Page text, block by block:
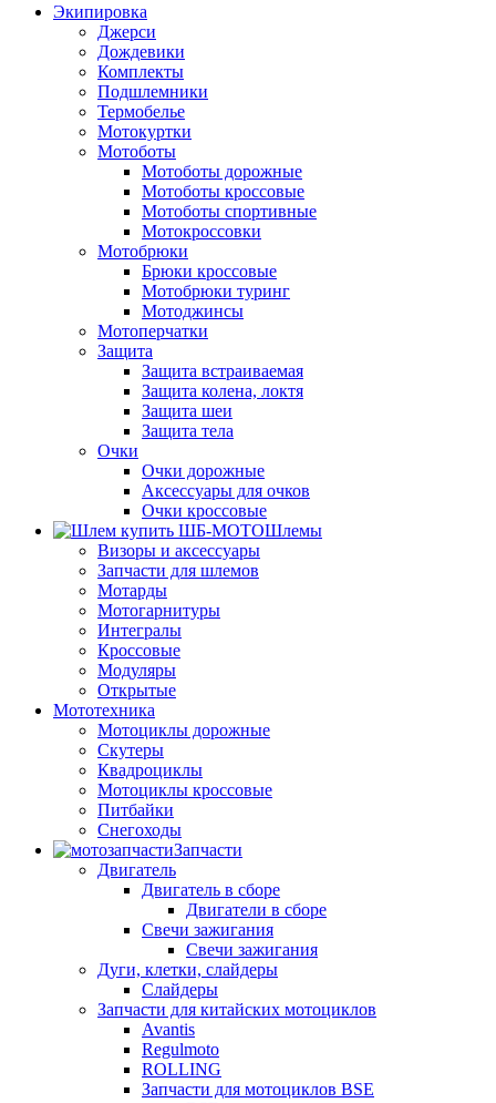
Экипировка
Джерси
Дождевики
Комплекты
Подшлемники
Термобелье
Мотокуртки
Мотоботы
Мотоботы дорожные
Мотоботы кроссовые
Мотоботы спортивные
Мотокроссовки
Мотобрюки
Брюки кроссовые
Мотобрюки туринг
Мотоджинсы
Мотоперчатки
Защита
Защита встраиваемая
Защита колена, локтя
Защита шеи
Защита тела
Очки
Очки дорожные
Аксессуары для очков
Очки кроссовые
Шлемы
Визоры и аксессуары
Запчасти для шлемов
Мотарды
Мотогарнитуры
Интегралы
Кроссовые
Модуляры
Открытые
Мототехника
Мотоциклы дорожные
Скутеры
Квадроциклы
Мотоциклы кроссовые
Питбайки
Снегоходы
Запчасти
Двигатель
Двигатель в сборе
Двигатели в сборе
Свечи зажигания
Свечи зажигания
Дуги, клетки, слайдеры
Слайдеры
Запчасти для китайских мотоциклов
Avantis
Regulmoto
ROLLING
Запчасти для мотоциклов BSE